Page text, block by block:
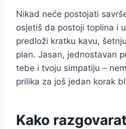
Nikad neće postojati
osjetiš da postoji toplina i
predloži kratku kavu,
plan. Jasan, jednostavan
tebe i tvoju simpatiju –
prilika za još jedan korak
Kako